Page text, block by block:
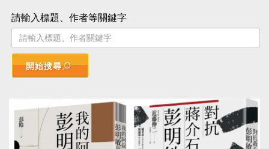
請輸入標題、作者等關鍵字
開始搜尋